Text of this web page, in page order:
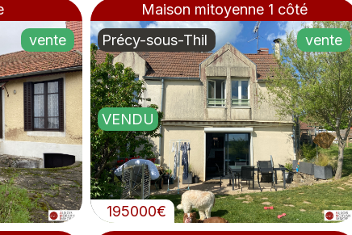
vente
Maison mitoyenne 1 côté
Précy-sous-Thil
VENDU
vente
195000€